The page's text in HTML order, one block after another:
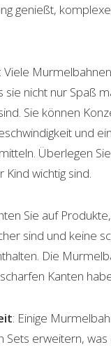
genießt,
: Viele
sie nicht nur Spaß
Sie können
und
Überlegen
wichtig sind.
Sie auf
sind und keine
Die
Kanten
: Einige
Sets erweitern, was